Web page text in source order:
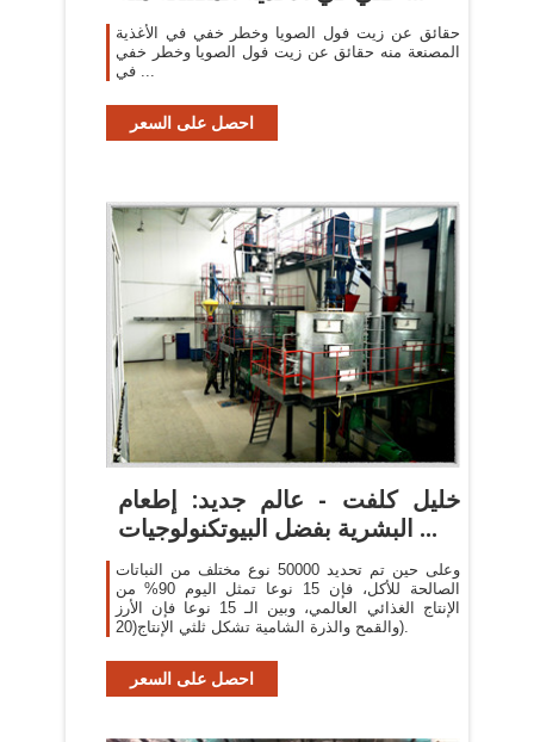
حقائق عن زيت فول الصويا وخطر خفي في الأغذية
المصنعة منه حقائق عن زيت فول الصويا وخطر خفي
في ...
احصل على السعر
خليل كلفت - عالم جديد: إطعام
البشرية بفضل البيوتكنولوجيات ...
وعلى حين تم تحديد 50000 نوع مختلف من النباتات
الصالحة للأكل، فإن 15 نوعا تمثل اليوم 90% من
الإنتاج الغذائي العالمي، وبين الـ 15 نوعا فإن الأرز
والقمح والذرة الشامية تشكل ثلثي الإنتاج(20).
احصل على السعر